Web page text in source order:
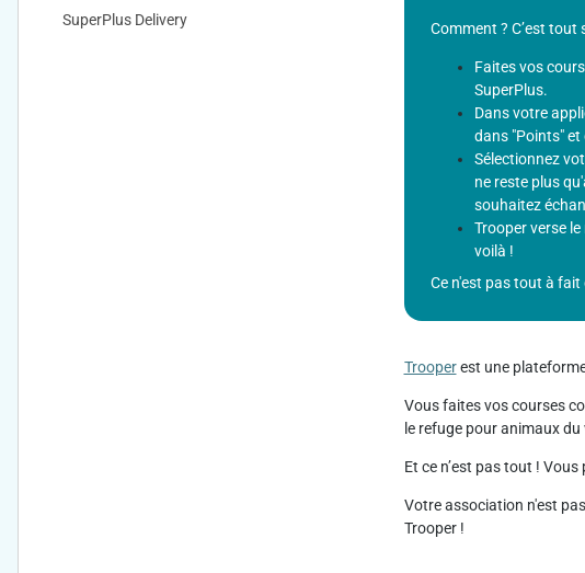
SuperPlus Delivery
Comment ? C’est tout
Faites vos
SuperPlus.
Dans votre
dans "Points" et
Sélectionnez
ne reste plus
souhaitez
Trooper verse
voilà !
Ce n'est pas tout à
Trooperest une
Vous faites vos courses
le refuge pour animaux
Et ce n’est pas tout !
Votre association n'est
Trooper !